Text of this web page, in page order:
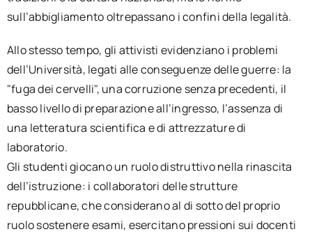
sull’abbigliamento oltrepassano i confini della legalità.
Allo stesso tempo, gli attivisti evidenziano i problemi
dell’Università, legati alle conseguenze delle guerre: la
"fuga dei cervelli", una corruzione senza precedenti, il
basso livello di preparazione all’ingresso, l’assenza di
una letteratura scientifica e di attrezzature di
laboratorio.
Gli studenti giocano un ruolo distruttivo nella rinascita
dell’istruzione: i collaboratori delle strutture
repubblicane, che considerano al di sotto del proprio
ruolo sostenere esami, esercitano pressioni sui docenti